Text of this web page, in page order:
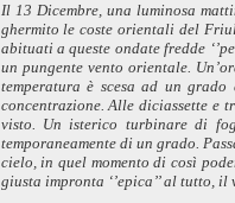
Il 13 Dicembre, una luminosa
ghermito le coste orientali del
abituati a queste ondate fredde
un pungente vento orientale.
temperatura è scesa ad un
concentrazione. Alle diciassette e
visto. Un isterico turbinare di
temporaneamente di un grado.
cielo, in quel momento di così
giusta impronta ‘’epica’’ al tutto,